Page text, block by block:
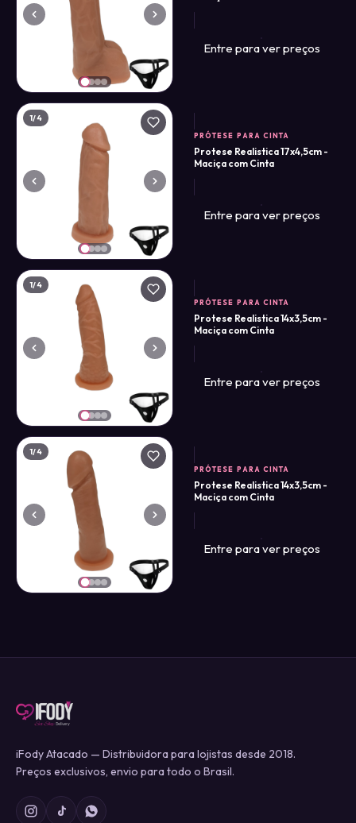
Entre para ver preços
1/4
PRÓTESE PARA CINTA
Protese Realistica 17x4,5cm -
Maciça com Cinta
Entre para ver preços
1/4
PRÓTESE PARA CINTA
Protese Realistica 14x3,5cm -
Maciça com Cinta
Entre para ver preços
1/4
PRÓTESE PARA CINTA
Protese Realistica 14x3,5cm -
Maciça com Cinta
Entre para ver preços
iFody Atacado — Distribuidora para lojistas desde 2018.
Preços exclusivos, envio para todo o Brasil.